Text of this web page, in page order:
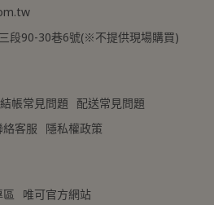
段90-30巷6號(※不提供現場購買)
結帳常見問題 配送常見問題
客服 隱私權政策
唯可官方網站